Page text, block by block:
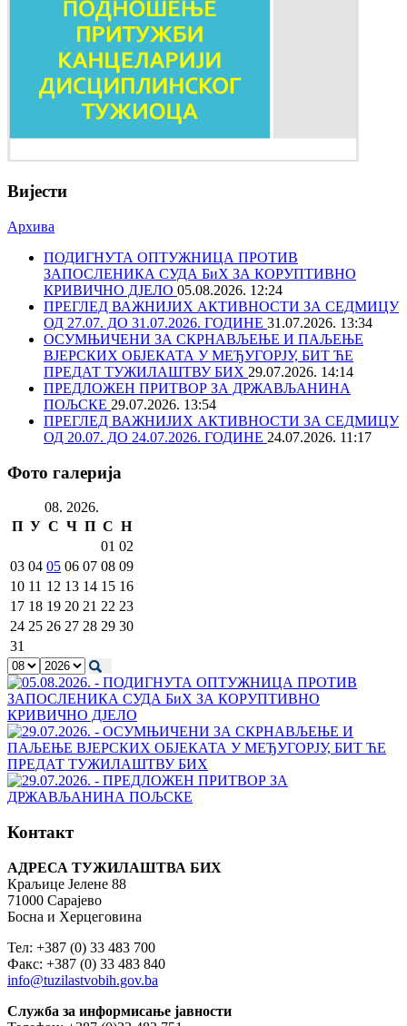
Вијести
Архива
ПОДИГНУТА ОПТУЖНИЦА ПРОТИВ
ЗАПОСЛЕНИКА СУДА БиХ ЗА КОРУПТИВНО
КРИВИЧНО ДЈЕЛО 05.08.2026. 12:24
ПРЕГЛЕД ВАЖНИЈИХ АКТИВНОСТИ ЗА СЕДМИЦУ
ОД 27.07. ДО 31.07.2026. ГОДИНЕ 31.07.2026. 13:34
ОСУМЊИЧЕНИ ЗА СКРНАВЉЕЊЕ И ПАЉЕЊЕ
ВЈЕРСКИХ ОБЈЕКАТА У МЕЂУГОРЈУ, БИТ ЋЕ
ПРЕДАТ ТУЖИЛАШТВУ БИХ 29.07.2026. 14:14
ПРЕДЛОЖЕН ПРИТВОР ЗА ДРЖАВЉАНИНА
ПОЉСКЕ 29.07.2026. 13:54
ПРЕГЛЕД ВАЖНИЈИХ АКТИВНОСТИ ЗА СЕДМИЦУ
ОД 20.07. ДО 24.07.2026. ГОДИНЕ 24.07.2026. 11:17
Фото галерија
08. 2026.
П У С Ч П С Н
01 02
03 04 05 06 07 08 09
10 11 12 13 14 15 16
17 18 19 20 21 22 23
24 25 26 27 28 29 30
31
Контакт
АДРЕСА ТУЖИЛАШТВА БИХ
Краљице Јелене 88
71000 Сарајево
Босна и Херцеговина
Тел: +387 (0) 33 483 700
Факс: +387 (0) 33 483 840
info@tuzilastvobih.gov.ba
Служба за информисање јавности